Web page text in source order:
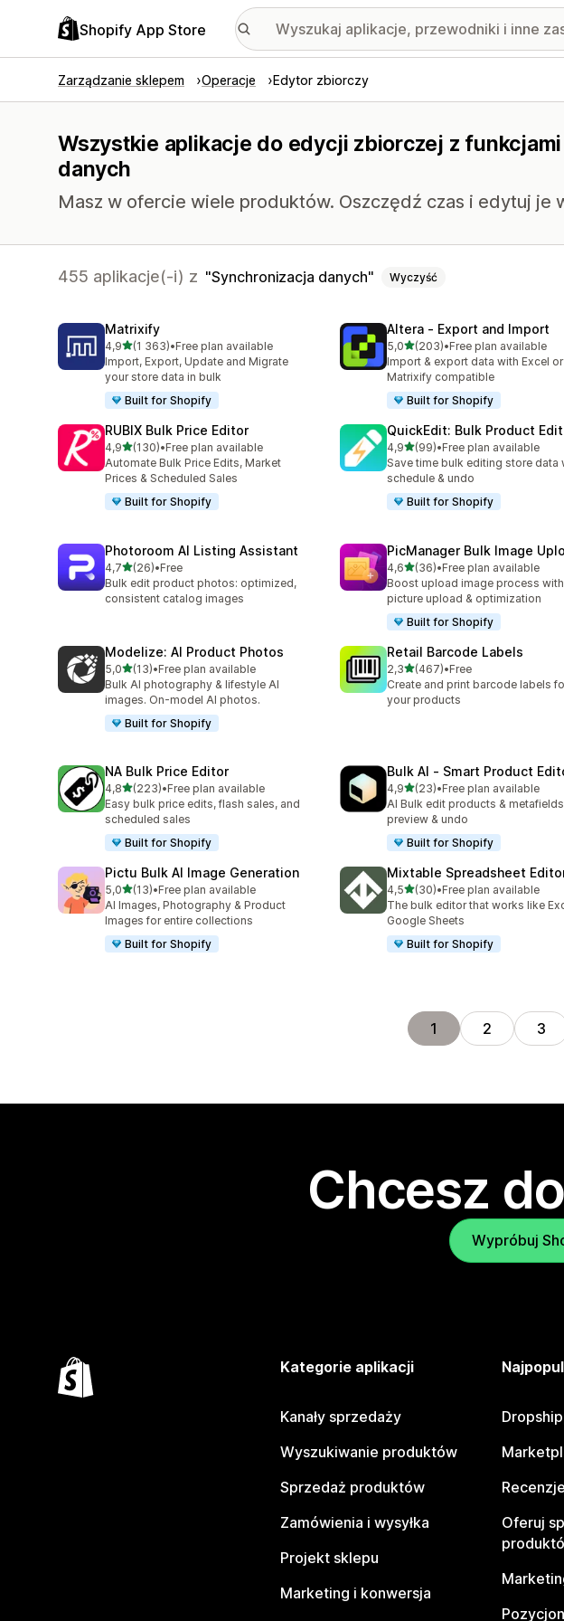
Shopify App Store
Zarządzanie sklepem Operacje Edytor zbiorczy
Wszystkie aplikacje do edycji zbiorczej z
danych
Masz w ofercie wiele produktów. Oszczędź czas i edytuj je
455 aplikacje(-i) z Synchronizacja danych Wyczyść
Matrixify
4,9na 5 gwiazdek
(1 363)
Łączna liczba recenzji: 1363
•Free plan available
Import, Export, Update and Migrate
your store data in bulk
Built for Shopify
Altera ‑ Export and Import
5,0na 5 gwiazdek
(203)
Łączna liczba recenzji: 203
•Free plan available
Import & export data with Excel or
Matrixify compatible
Built for Shopify
RUBIX Bulk Price Editor
4,9na 5 gwiazdek
(130)
Łączna liczba recenzji: 130
•Free plan available
Automate Bulk Price Edits, Market
Prices & Scheduled Sales
Built for Shopify
QuickEdit: Bulk Product Edit
4,9na 5 gwiazdek
(99)
Łączna liczba recenzji: 99
•Free plan available
Save time bulk editing store data
schedule & undo
Built for Shopify
Photoroom AI Listing Assistant
4,7na 5 gwiazdek
(26)
Łączna liczba recenzji: 26
•Free
Bulk edit product photos: optimized,
consistent catalog images
PicManager Bulk Image
4,6na 5 gwiazdek
(36)
Łączna liczba recenzji: 36
•Free plan available
Boost upload image process with
picture upload & optimization
Built for Shopify
Modelize: AI Product Photos
5,0na 5 gwiazdek
(13)
Łączna liczba recenzji: 13
•Free plan available
Bulk AI photography & lifestyle AI
images. On-model AI photos.
Built for Shopify
Retail Barcode Labels
2,3na 5 gwiazdek
(467)
Łączna liczba recenzji: 467
•Free
Create and print barcode labels
your products
NA Bulk Price Editor
4,8na 5 gwiazdek
(223)
Łączna liczba recenzji: 223
•Free plan available
Easy bulk price edits, flash sales, and
scheduled sales
Built for Shopify
Bulk AI ‑ Smart Product
4,9na 5 gwiazdek
(23)
Łączna liczba recenzji: 23
•Free plan available
AI Bulk edit products &
preview & undo
Built for Shopify
Pictu Bulk AI Image Generation
5,0na 5 gwiazdek
(13)
Łączna liczba recenzji: 13
•Free plan available
AI Images, Photography & Product
Images for entire collections
Built for Shopify
Mixtable Spreadsheet
4,5na 5 gwiazdek
(30)
Łączna liczba recenzji: 30
•Free plan available
The bulk editor that works like
Google Sheets
Built for Shopify
1 2 3
Chcesz
Wypróbuj
Kategorie aplikacji
Kanały sprzedaży
Wyszukiwanie produktów
Sprzedaż produktów
Zamówienia i wysyłka
Projekt sklepu
Marketing i konwersja
Oferuj